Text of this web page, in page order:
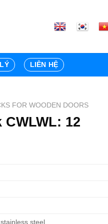
LIÊN HỆ
FOR WOODEN DOORS
12
steel